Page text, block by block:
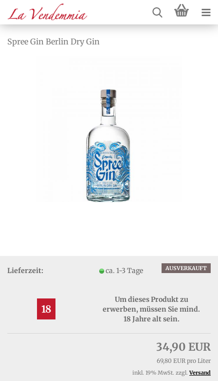
Spree Gin Berlin Dry Gin
AUSVERKAUFT
Lieferzeit: ca. 1-3 Tage
18
Um dieses Produkt zu
erwerben, müssen Sie mind.
18 Jahre alt sein.
34,90 EUR
69,80 EUR pro Liter
inkl. 19% MwSt. zzgl.Versand